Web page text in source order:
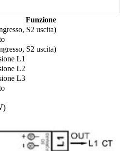
Funzione
S2 uscita)
S2 uscita)
L1
L2
L3